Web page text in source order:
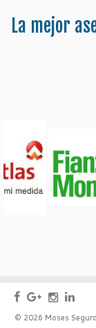
La mejor
© 2026 Moses